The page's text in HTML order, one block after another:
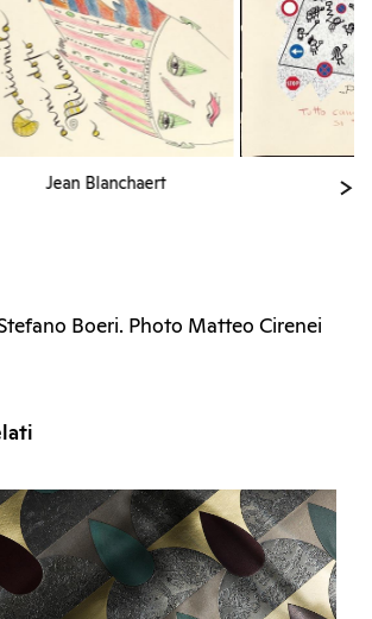
Jean Blanchaert
Boeri. Photo Matteo Cirenei